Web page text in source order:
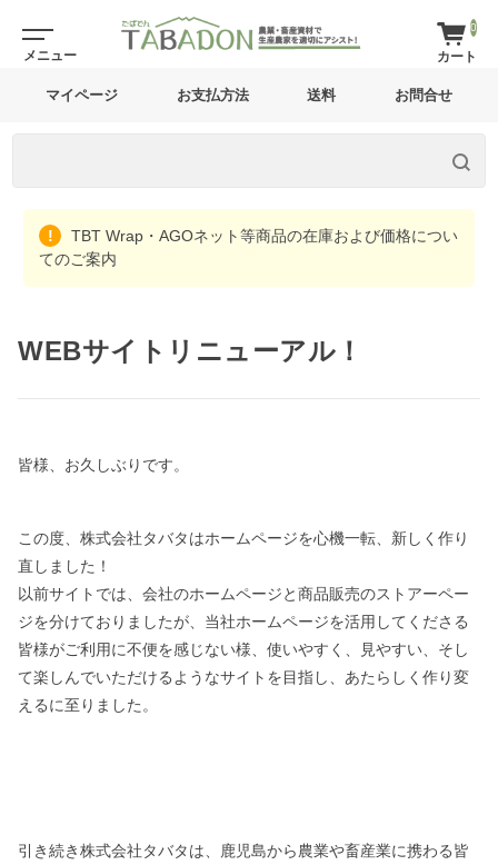
0
マイページ お支払方法 送料 お問合せ
TBT Wrap・AGOネット等商品の在庫および価格につい
てのご案内
WEBサイトリニューアル！
皆様、お久しぶりです。
この度、株式会社タバタはホームページを心機一転、新しく作り
直しました！
以前サイトでは、会社のホームページと商品販売のストアーペー
ジを分けておりましたが、当社ホームページを活用してくださる
皆様がご利用に不便を感じない様、使いやすく、見やすい、そし
て楽しんでいただけるようなサイトを目指し、あたらしく作り変
えるに至りました。
引き続き株式会社タバタは、鹿児島から農業や畜産業に携わる皆